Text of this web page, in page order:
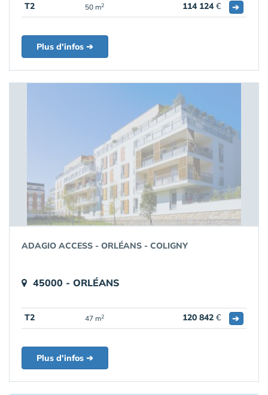
T2 50 m2 114 124€ ➔
Plus d'infos ➔
ADAGIO ACCESS - ORLÉANS - COLIGNY
45000 - ORLÉANS
T2 47 m2 120 842 € ➔
Plus d'infos ➔